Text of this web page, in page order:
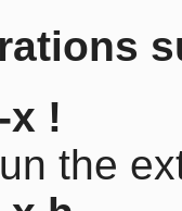
x !
the